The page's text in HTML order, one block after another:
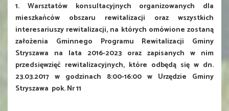
1. Warsztatów konsultacyjnych organizowanych dla
mieszkańców obszaru rewitalizacji oraz wszystkich
interesariuszy rewitalizacji, na których omówione zostaną
założenia Gminnego Programu Rewitalizacji Gminy
Stryszawa na lata 2016-2023 oraz zapisanych w nim
przedsięwzięć rewitalizacyjnych, które odbędą się w dn.
23.03.2017 w godzinach 8:00-16:00 w Urzędzie Gminy
Stryszawa pok. Nr 11